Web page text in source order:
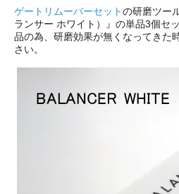
ゲートリムーバーセットの研磨ツー
ランサー ホワイト）』の単品3個セ
品の為、研磨効果が無くなってきた
さい。